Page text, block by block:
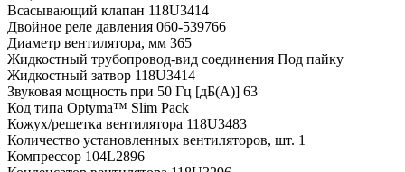
Всасывающий клапан 118U3414
Двойное реле давления 060-539766
Диаметр вентилятора, мм 365
Жидкостный трубопровод-вид соединения Под пайку
Жидкостный затвор 118U3414
Звуковая мощность при 50 Гц [дБ(А)] 63
Код типа Optyma™ Slim Pack
Кожух/решетка вентилятора 118U3483
Количество установленных вентиляторов, шт. 1
Компрессор 104L2896